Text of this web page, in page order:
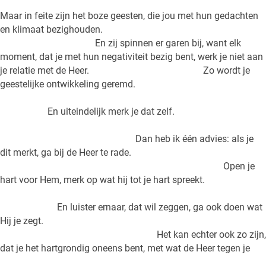
Maar in feite zijn het boze geesten, die jou met hun gedachten
en klimaat bezighouden.
En zij spinnen er garen bij, want elk
moment, dat je met hun negativiteit bezig bent, werk je niet aan
je relatie met de Heer. Zo wordt je
geestelijke ontwikkeling geremd.
En uiteindelijk merk je dat zelf.
Dan heb ik één advies: als je
dit merkt, ga bij de Heer te rade.
Open je
hart voor Hem, merk op wat hij tot je hart spreekt.
En luister ernaar, dat wil zeggen, ga ook doen wat
Hij je zegt.
Het kan echter ook zo zijn,
dat je het hartgrondig oneens bent, met wat de Heer tegen je